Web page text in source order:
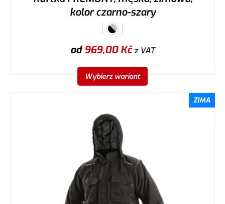
kolor czarno-szary
od969,00Kčz VAT
Wybierz wariant
ZIMA